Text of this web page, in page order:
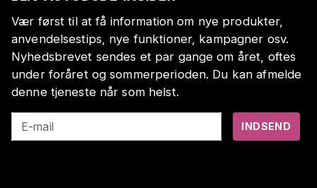
Vær først til at få information om nye produkter,
anvendelsestips, nye funktioner, kampagner osv.
Nyhedsbrevet sendes et par gange om året, oftes
under foråret og sommerperioden. Du kan afmelde
denne tjeneste når som helst.
E-mail INDSEND